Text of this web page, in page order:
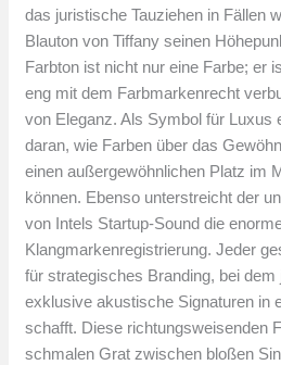
das juristische Tauziehen in Fällen
Blauton von Tiffany seinen
Farbton ist nicht nur eine Farbe; er
eng mit dem Farbmarkenrecht
von Eleganz. Als Symbol für Luxus
daran, wie Farben über das
einen außergewöhnlichen Platz im
können. Ebenso unterstreicht der
von Intels Startup-Sound die
Klangmarkenregistrierung. Jeder
für strategisches Branding, bei dem
exklusive akustische Signaturen in
schafft. Diese richtungsweisenden
schmalen Grat zwischen bloßen